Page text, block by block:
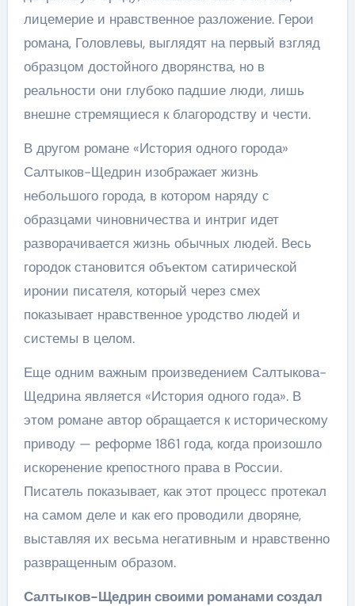
лицемерие и нравственное разложение. Герои
романа, Головлевы, выглядят на первый взгляд
образцом достойного дворянства, но в
реальности они глубоко падшие люди, лишь
внешне стремящиеся к благородству и чести.
В другом романе «История одного города»
Салтыков-Щедрин изображает жизнь
небольшого города, в котором наряду с
образцами чиновничества и интриг идет
разворачивается жизнь обычных людей. Весь
городок становится объектом сатирической
иронии писателя, который через смех
показывает нравственное уродство людей и
системы в целом.
Еще одним важным произведением Салтыкова-
Щедрина является «История одного года». В
этом романе автор обращается к историческому
приводу — реформе 1861 года, когда произошло
искоренение крепостного права в России.
Писатель показывает, как этот процесс протекал
на самом деле и как его проводили дворяне,
выставляя их весьма негативным и нравственно
развращенным образом.
Салтыков-Щедрин своими романами создал